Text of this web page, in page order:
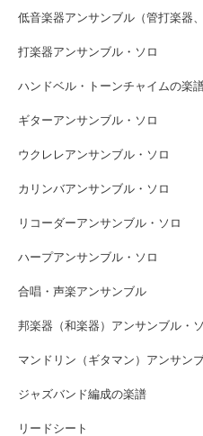
低音楽器アンサンブル（管打楽器
打楽器アンサンブル・ソロ
ハンドベル・トーンチャイムの楽
ギターアンサンブル・ソロ
ウクレレアンサンブル・ソロ
カリンバアンサンブル・ソロ
リコーダーアンサンブル・ソロ
ハープアンサンブル・ソロ
合唱・声楽アンサンブル
邦楽器（和楽器）アンサンブル・
マンドリン（ギタマン）アンサン
ジャズバンド編成の楽譜
リードシート